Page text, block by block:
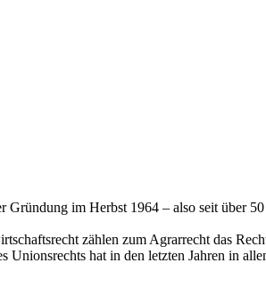
im Herbst 1964 – also seit über
zählen zum Agrarrecht das
hat in den letzten Jahren in